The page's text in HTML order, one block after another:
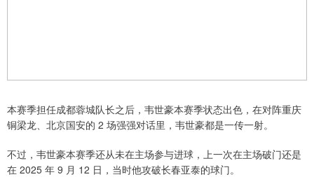
本赛季担任成都蓉城队长之后，韦世豪本赛季状态出色，在对阵重庆
铜梁龙、北京国安的 2 场强强对话里，韦世豪都是一传一射。
不过，韦世豪本赛季还从未在主场参与进球，上一次在主场破门还是
在 2025 年 9 月 12 日，当时他攻破长春亚泰的球门。